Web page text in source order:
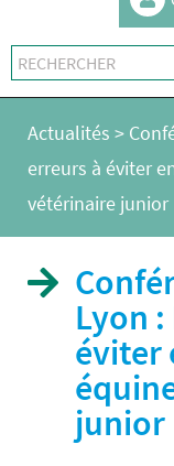
Actualités >
erreurs à éviter
vétérinaire junior
Lyon :
éviter
junior